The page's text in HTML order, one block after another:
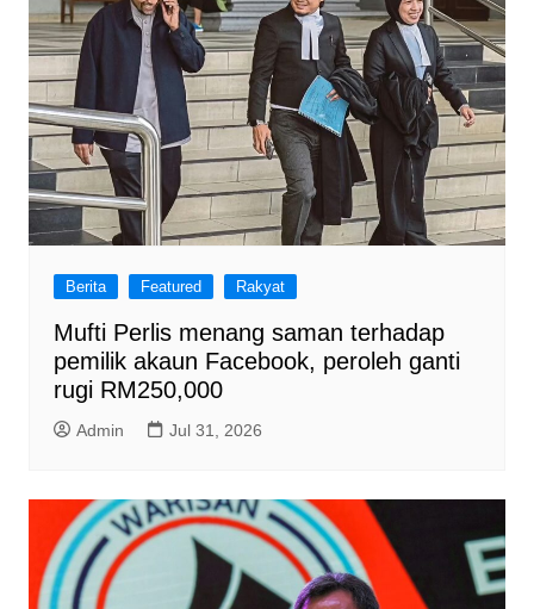
Berita Featured Rakyat
Mufti Perlis menang saman terhadap
pemilik akaun Facebook, peroleh ganti
rugi RM250,000
Admin Jul 31, 2026